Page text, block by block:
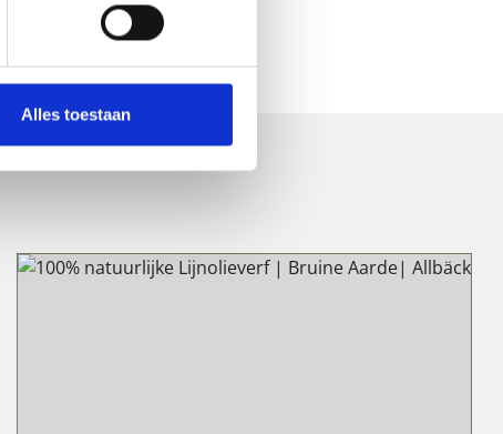
Alles toestaan